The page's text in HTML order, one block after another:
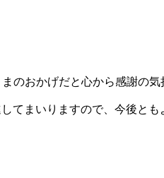
のおかげだと心から感謝の
てまいりますので、今後とも